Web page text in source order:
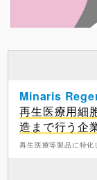
Minaris
再生医療用細
造まで行う企
再生医療等製品に特